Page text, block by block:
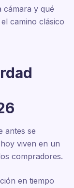
cámara y qué
camino clásico
antes se
viven en un
compradores.
en tiempo